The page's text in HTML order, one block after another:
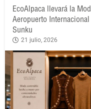
EcoAlpaca llevará la
Aeropuerto
Sunku
21 julio, 2026